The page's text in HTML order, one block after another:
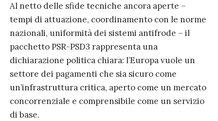
Al netto delle sfide tecniche ancora aperte –
tempi di attuazione, coordinamento con le norme
nazionali, uniformità dei sistemi antifrode – il
pacchetto PSR-PSD3 rappresenta una
dichiarazione politica chiara: l’Europa vuole un
settore dei pagamenti che sia sicuro come
un’infrastruttura critica, aperto come un mercato
concorrenziale e comprensibile come un servizio
di base.